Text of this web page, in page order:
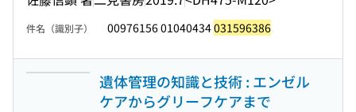
件名（識別子） 00976156 01040434031596386
遺体管理の知識と技術 : エンゼル
ケアからグリーフケアまで